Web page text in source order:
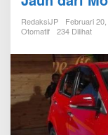
P
RedaksiJP
Februari
Otomatif
234 Dilihat